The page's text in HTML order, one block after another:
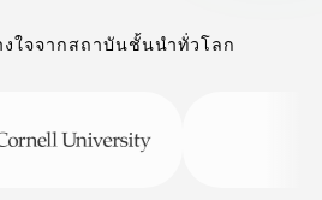
งใจจากสถาบันชั้นนำทั่วโลก